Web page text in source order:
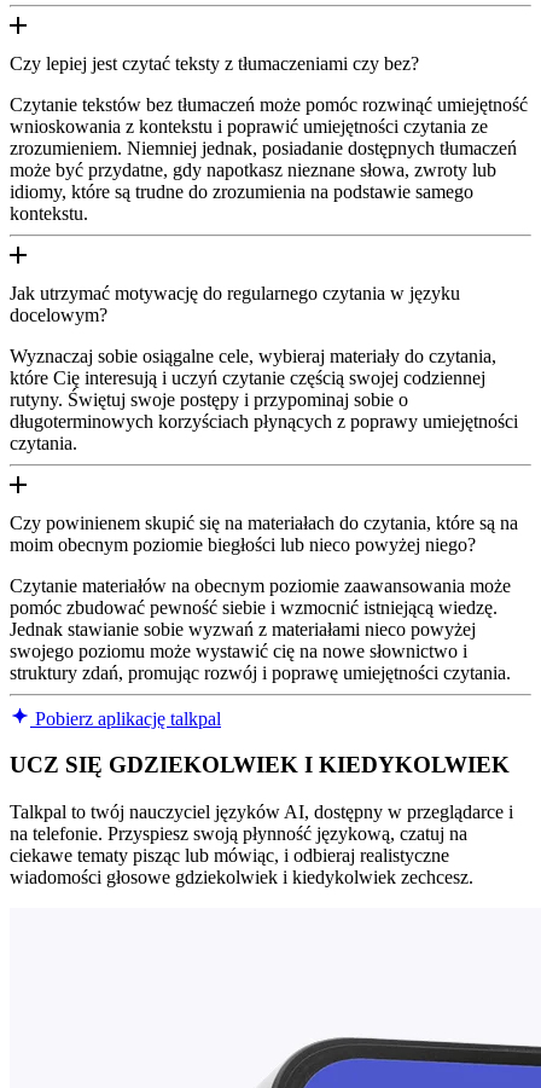
Czy lepiej jest czytać teksty z tłumaczeniami czy bez?
Czytanie tekstów bez tłumaczeń może pomóc rozwinąć umiejętność
wnioskowania z kontekstu i poprawić umiejętności czytania ze
zrozumieniem. Niemniej jednak, posiadanie dostępnych tłumaczeń
może być przydatne, gdy napotkasz nieznane słowa, zwroty lub
idiomy, które są trudne do zrozumienia na podstawie samego
kontekstu.
Jak utrzymać motywację do regularnego czytania w języku
docelowym?
Wyznaczaj sobie osiągalne cele, wybieraj materiały do czytania,
które Cię interesują i uczyń czytanie częścią swojej codziennej
rutyny. Świętuj swoje postępy i przypominaj sobie o
długoterminowych korzyściach płynących z poprawy umiejętności
czytania.
Czy powinienem skupić się na materiałach do czytania, które są na
moim obecnym poziomie biegłości lub nieco powyżej niego?
Czytanie materiałów na obecnym poziomie zaawansowania może
pomóc zbudować pewność siebie i wzmocnić istniejącą wiedzę.
Jednak stawianie sobie wyzwań z materiałami nieco powyżej
swojego poziomu może wystawić cię na nowe słownictwo i
struktury zdań, promując rozwój i poprawę umiejętności czytania.
Pobierz aplikację talkpal
UCZ SIĘ GDZIEKOLWIEK I KIEDYKOLWIEK
Talkpal to twój nauczyciel języków AI, dostępny w przeglądarce i
na telefonie. Przyspiesz swoją płynność językową, czatuj na
ciekawe tematy pisząc lub mówiąc, i odbieraj realistyczne
wiadomości głosowe gdziekolwiek i kiedykolwiek zechcesz.